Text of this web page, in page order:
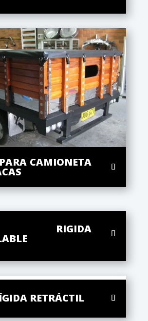
CAMIONETA
RIGIDA
RETRÁCTIL